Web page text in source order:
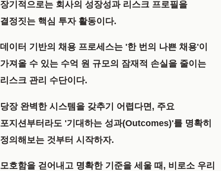
장기적으로는 회사의 성장성과 리스크 프로필을
결정짓는 핵심 투자 활동이다.
데이터 기반의 채용 프로세스는 '한 번의 나쁜 채용'이
가져올 수 있는 수억 원 규모의 잠재적 손실을 줄이는
리스크 관리 수단이다.
당장 완벽한 시스템을 갖추기 어렵다면, 주요
포지션부터라도 '기대하는 성과(Outcomes)'를 명확히
정의해보는 것부터 시작하자.
모호함을 걷어내고 명확한 기준을 세울 때, 비로소 우리